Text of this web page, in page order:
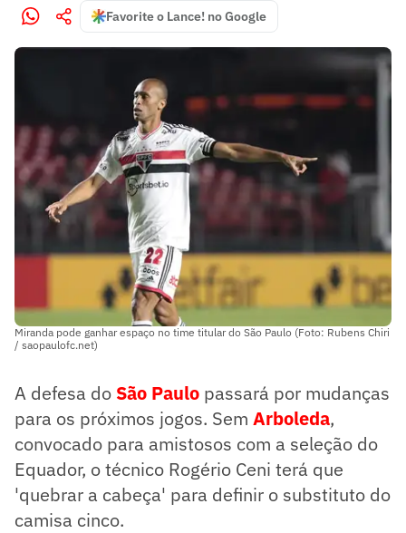
Favorite o Lance! no Google
Miranda pode ganhar espaço no time titular do São Paulo (Foto: Rubens Chiri
/ saopaulofc.net)
A defesa do São Paulo passará por mudanças
para os próximos jogos. Sem Arboleda,
convocado para amistosos com a seleção do
Equador, o técnico Rogério Ceni terá que
'quebrar a cabeça' para definir o substituto do
camisa cinco.